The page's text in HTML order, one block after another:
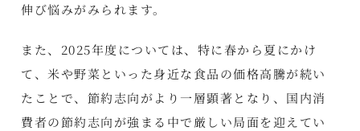
伸び悩みがみられます。
また、2025年度については、特に春から夏にかけ
て、米や野菜といった身近な食品の価格高騰が続い
たことで、節約志向がより一層顕著となり、国内消
費者の節約志向が強まる中で厳しい局面を迎えてい